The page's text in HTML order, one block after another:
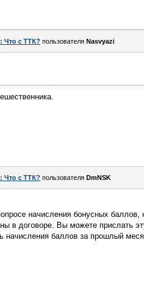
Что с ТТК? пользователя Nasvyazi
Что с ТТК? пользователя DmNSK
начисления бонусных
в договоре. Вы можете прислать
начисления баллов за прошлый